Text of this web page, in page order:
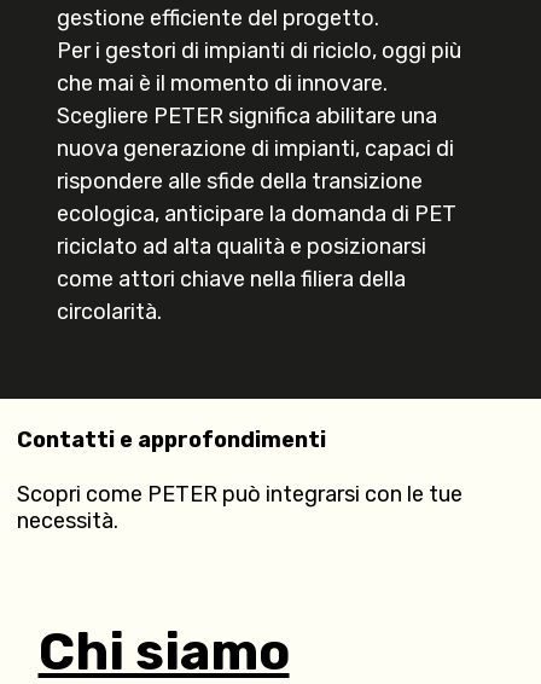
gestione efficiente del progetto.
Per i gestori di impianti di riciclo, oggi più
che mai è il momento di innovare.
Scegliere PETER significa abilitare una
nuova generazione di impianti, capaci di
rispondere alle sfide della transizione
ecologica, anticipare la domanda di PET
riciclato ad alta qualità e posizionarsi
come attori chiave nella filiera della
circolarità.
Contatti e approfondimenti
Scopri come PETER può integrarsi con le tue
necessità.
Chi siamo